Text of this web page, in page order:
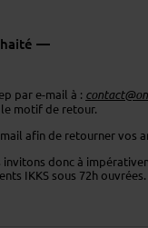
—
par e-mail à :
motif de retour.
afin de retournervos
invitons doncà
IKKS sous 72h ouvrées.